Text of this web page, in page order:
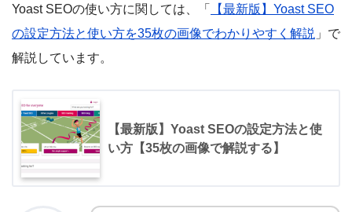
Yoast SEOの使い方に関しては、「 【最新版】Yoast SEO
の設定方法と使い方を35枚の画像でわかりやすく解説 」で
解説しています。
【最新版】Yoast SEOの設定方法と使
い方【35枚の画像で解説する】